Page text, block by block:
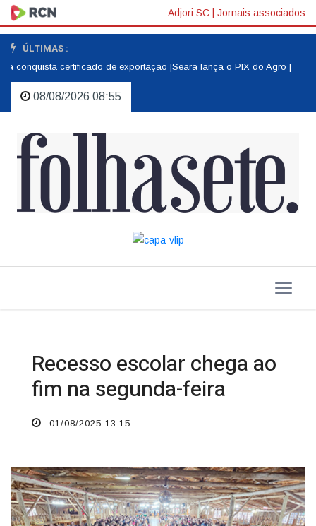
Adjori SC | Jornais associados
ÚLTIMAS :
conquista certificado de exportação | Seara lança o PIX do Agro | O
08/08/2026 08:55
Recesso escolar chega ao
fim na segunda-feira
01/08/2025 13:15